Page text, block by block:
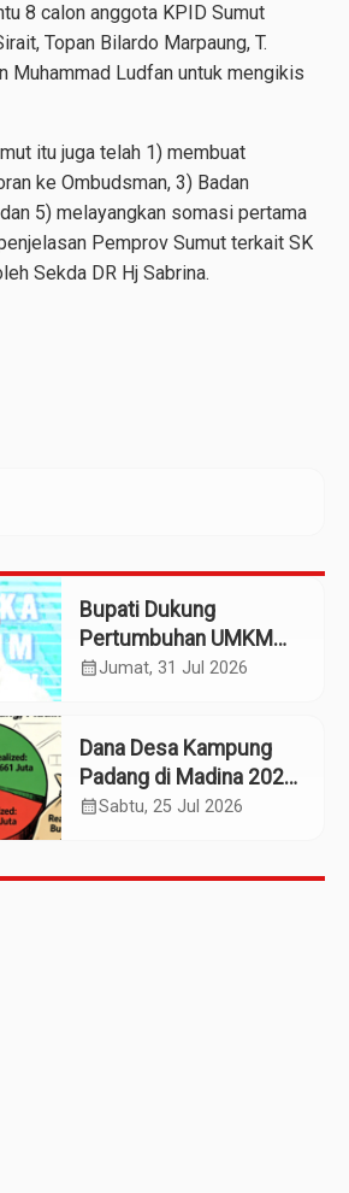
8 calon anggota KPID Sumut
Topan Bilardo Marpaung, T.
Muhammad Ludfan untuk mengikis
itu juga telah 1) membuat
ke Ombudsman, 3) Badan
5) melayangkan somasi pertama
Pemprov Sumut terkait SK
Sekda DR Hj Sabrina.
Bupati Dukung
Pertumbuhan UMKM
Termasuk Kampoeng
calendar_monthJumat, 31 Jul 2026
Dana Desa Kampung
Padang di Madina 2025:
Pagu Rp965 Juta,
calendar_monthSabtu, 25 Jul 2026